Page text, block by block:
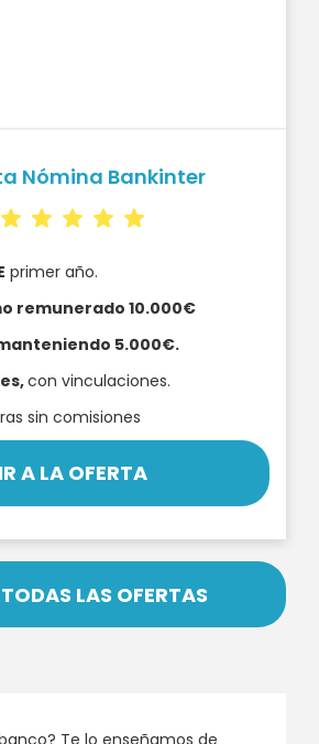
Nómina Bankinter
primer año.
remunerado 10.000€
5.000€.
con vinculaciones.
sin comisiones
IR A LA OFERTA
LAS OFERTAS
Te lo enseñamos de